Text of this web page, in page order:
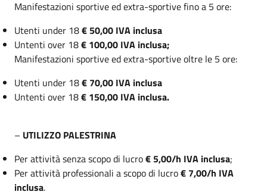
Manifestazioni sportive ed extra-sportive fino a 5 ore:
Utenti under 18€ 50,00 IVA inclusa
Untenti over 18€ 100,00 IVA inclusa;
Manifestazioni sportive ed extra-sportive oltre le 5 ore:
Utenti under 18€ 70,00 IVA inclusa
Untenti over 18€ 150,00 IVA inclusa.
– UTILIZZO PALESTRINA
Per attività senza scopo di lucro€ 5,00/h IVA inclusa;
Per attività professionali a scopo di lucro€ 7,00/h IVA
inclusa.